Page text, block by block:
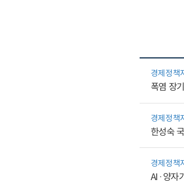
경제정책
폭염 장
경제정책
한성숙
경제정책
AI·양자